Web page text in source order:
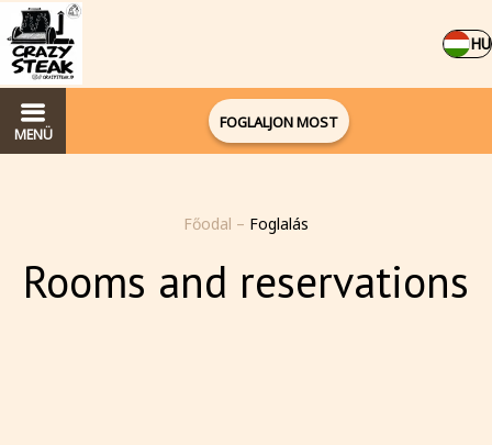
HU
MENÜ
FOGLALJON MOST
Főodal – Foglalás
Rooms and reservations